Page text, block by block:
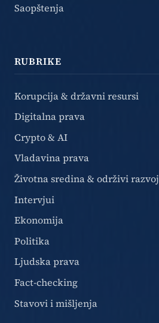
Saopštenja
RUBRIKE
Korupcija & državni resursi
Digitalna prava
Crypto & AI
Vladavina prava
Životna sredina & održivi razvoj
Intervjui
Ekonomija
Politika
Ljudska prava
Fact-checking
Stavovi i mišljenja